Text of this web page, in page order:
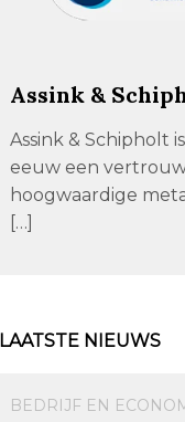
Assink &
Assink & Schipholt
eeuw een
hoogwaardige
[…]
LAATSTE NIEUWS
BEDRIJF EN